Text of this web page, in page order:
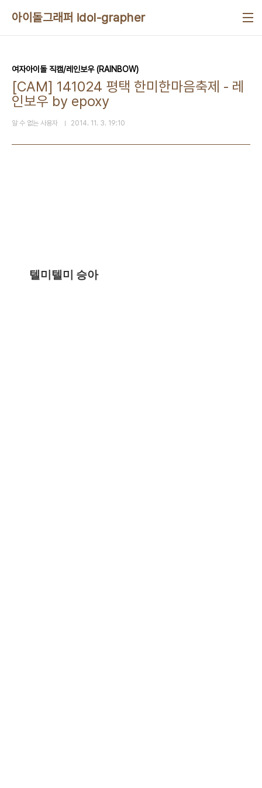
아이돌그래퍼 idol-grapher
여자아이돌 직캠/레인보우 (RAINBOW)
[CAM] 141024 평택 한미한마음축제 - 레
인보우 by epoxy
알 수 없는 사용자 2014. 11. 3. 19:10
텔미텔미 승아